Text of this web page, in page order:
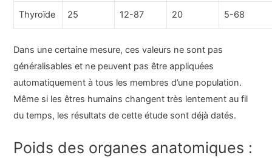
Thyroïde 25 12-87 20 5-68
Dans une certaine mesure, ces valeurs ne sont pas
généralisables et ne peuvent pas être appliquées
automatiquement à tous les membres d’une population.
Même si les êtres humains changent très lentement au fil
du temps, les résultats de cette étude sont déjà datés.
Poids des organes anatomiques :